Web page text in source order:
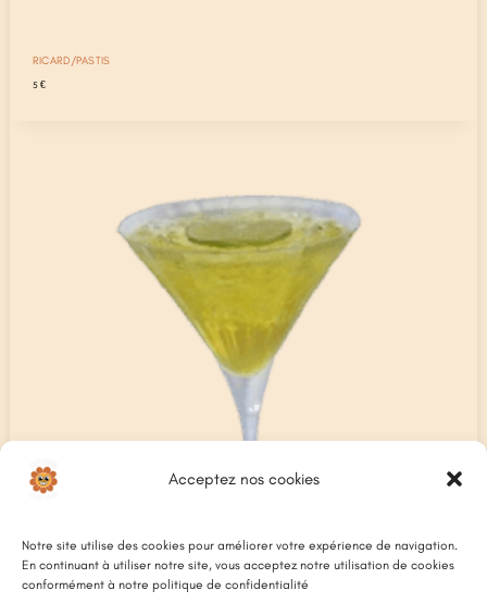
Acceptez nos cookies
Notre site utilise des cookies pour améliorer votre expérience de navigation.
En continuant à utiliser notre site, vous acceptez notre utilisation de cookies
conformément à notre politique de confidentialité
RICARD/PASTIS
5 €